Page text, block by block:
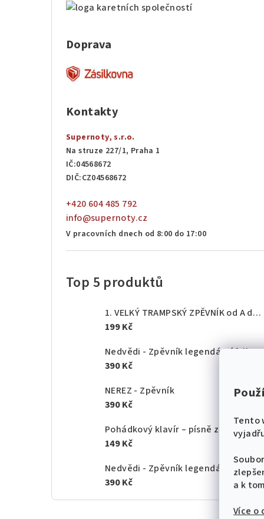
Tento
a k
Více o
Doprava
Kontakty
Supernoty, s.r.o.
Na struze 227/1, Praha 1
IČ:04568672
DIČ:CZ04568672
+420 604 485 792
info@supernoty.cz
V pracovních dnech od 8:00 do 17:00
Top 5 produktů
1. VELKÝ TRAMPSKÝ ZPĚVNÍK od A do Z - texty akordy
199 Kč
Nedvědi - Zpěvník legendární folkové rodiny - 1.díl
390 Kč
NEREZ - Zpěvník
390 Kč
Pohádkový klavír – písně
149 Kč
Nedvědi - Zpěvník legendární folkové rodiny - 2.díl
390 Kč